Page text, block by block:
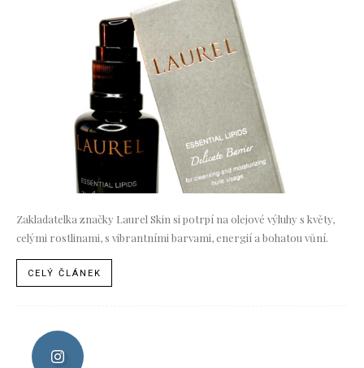
Zakladatelka značky Laurel Skin si potrpí na olejové výluhy s květy,
celými rostlinami, s vibrantními barvami, energií a bohatou vůní.
CELÝ ČLÁNEK